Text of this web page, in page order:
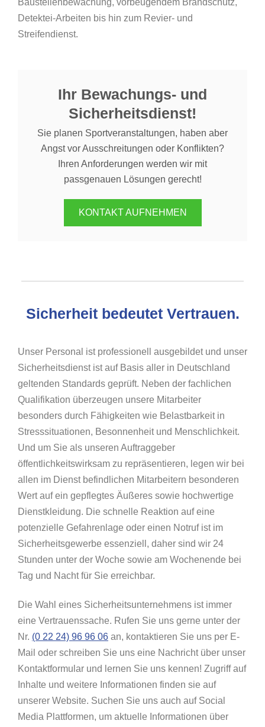
Baustellenbewachung, vorbeugendem Brandschutz,
Detektei-Arbeiten bis hin zum Revier- und
Streifendienst.
Ihr Bewachungs- und
Sicherheitsdienst!
Sie planen Sportveranstaltungen, haben aber
Angst vor Ausschreitungen oder Konflikten?
Ihren Anforderungen werden wir mit
passgenauen Lösungen gerecht!
KONTAKT AUFNEHMEN
Sicherheit bedeutet Vertrauen.
Unser Personal ist professionell ausgebildet und unser
Sicherheitsdienst ist auf Basis aller in Deutschland
geltenden Standards geprüft. Neben der fachlichen
Qualifikation überzeugen unsere Mitarbeiter
besonders durch Fähigkeiten wie Belastbarkeit in
Stresssituationen, Besonnenheit und Menschlichkeit.
Und um Sie als unseren Auftraggeber
öffentlichkeitswirksam zu repräsentieren, legen wir bei
allen im Dienst befindlichen Mitarbeitern besonderen
Wert auf ein gepflegtes Äußeres sowie hochwertige
Dienstkleidung. Die schnelle Reaktion auf eine
potenzielle Gefahrenlage oder einen Notruf ist im
Sicherheitsgewerbe essenziell, daher sind wir 24
Stunden unter der Woche sowie am Wochenende bei
Tag und Nacht für Sie erreichbar.
Die Wahl eines Sicherheitsunternehmens ist immer
eine Vertrauenssache. Rufen Sie uns gerne unter der
Nr. (0 22 24) 96 96 06 an, kontaktieren Sie uns per E-
Mail oder schreiben Sie uns eine Nachricht über unser
Kontaktformular und lernen Sie uns kennen! Zugriff auf
Inhalte und weitere Informationen finden sie auf
unserer Website. Suchen Sie uns auch auf Social
Media Plattformen, um aktuelle Informationen über